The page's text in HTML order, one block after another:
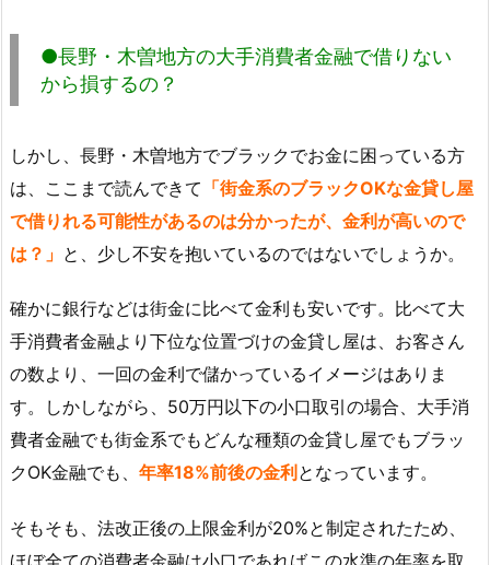
●長野・木曽地方の大手消費者金融で借りない
から損するの？
しかし、長野・木曽地方でブラックでお金に困っている方
は、ここまで読んできて 「街金系のブラックOKな金貸し屋
で借りれる可能性があるのは分かったが、金利が高いので
は？」 と、少し不安を抱いているのではないでしょうか。
確かに銀行などは街金に比べて金利も安いです。比べて大
手消費者金融より下位な位置づけの金貸し屋は、お客さん
の数より、一回の金利で儲かっているイメージはありま
す。しかしながら、50万円以下の小口取引の場合、大手消
費者金融でも街金系でもどんな種類の金貸し屋でもブラッ
クOK金融でも、 年率18%前後の金利 となっています。
そもそも、法改正後の上限金利が20%と制定されたため、